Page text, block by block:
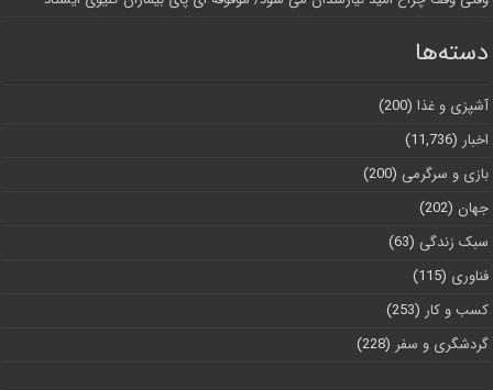
دسته‌ها
آشپزی و غذا (200)
اخبار (11,736)
بازی و سرگرمی (200)
جهان (202)
سبک زندگی (63)
فناوری (115)
کسب و کار (253)
گردشگری و سفر (228)